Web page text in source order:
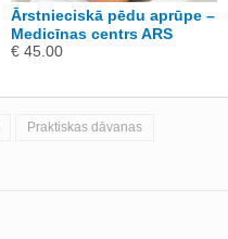
Ārstnieciskā pēdu aprūpe –
Medicīnas centrs ARS
€ 45.00
Praktiskas dāvanas